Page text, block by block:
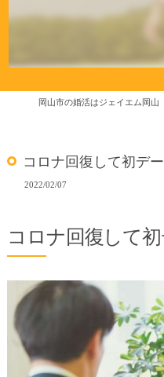
岡山市の婚活はジェイエム岡山
コロナ回復して初デー
2022/02/07
コロナ回復して初